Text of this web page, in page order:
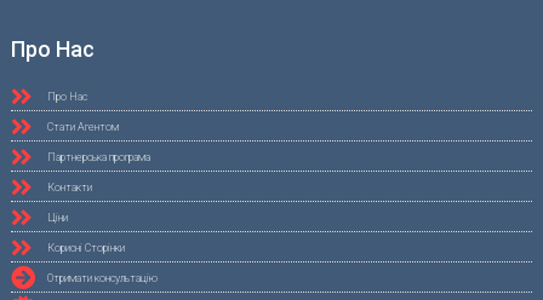
Про Нас
Про Нас
Стати Агентом
Партнерська програма
Контакти
Ціни
Корисні Сторінки
Отримати консультацію